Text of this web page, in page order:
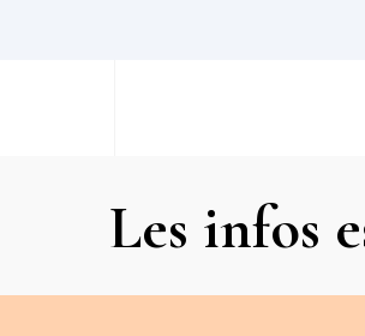
Les infos